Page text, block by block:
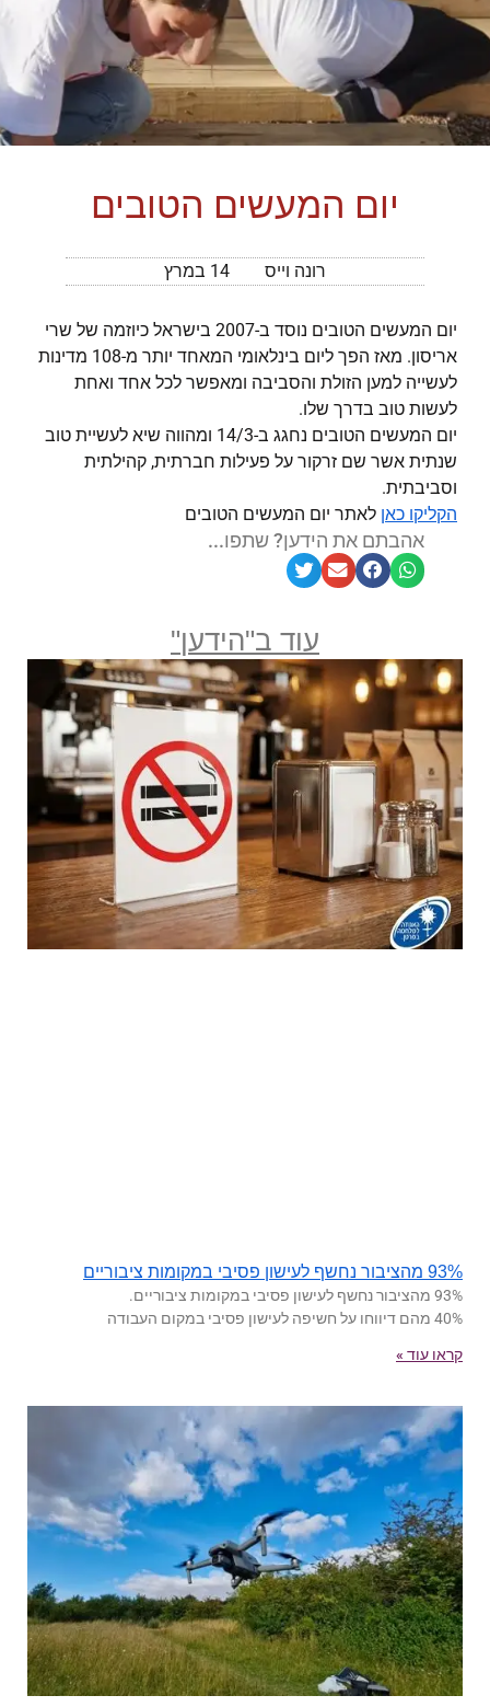
יום המעשים הטובים
רונה וייס 14 במרץ
יום המעשים הטובים נוסד ב-2007 בישראל כיוזמה של שרי
אריסון. מאז הפך ליום בינלאומי המאחד יותר מ-108 מדינות
לעשייה למען הזולת והסביבה ומאפשר לכל אחד ואחת
לעשות טוב בדרך שלו.
יום המעשים הטובים נחגג ב-14/3 ומהווה שיא לעשיית טוב
שנתית אשר שם זרקור על פעילות חברתית, קהילתית
וסביבתית.
הקליקו כאן לאתר יום המעשים הטובים
אהבתם את הידען? שתפו...
עוד ב"הידען"
93% מהציבור נחשף לעישון פסיבי במקומות ציבוריים
93% מהציבור נחשף לעישון פסיבי במקומות ציבוריים.
40% מהם דיווחו על חשיפה לעישון פסיבי במקום העבודה
קראו עוד »